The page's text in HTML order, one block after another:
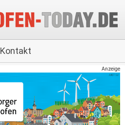
Kontakt
Anzeige